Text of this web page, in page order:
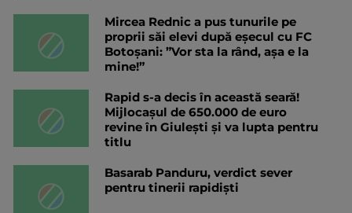
Mircea Rednic a pus tunurile pe
proprii săi elevi după eșecul cu FC
Botoșani: ”Vor sta la rând, așa e la
mine!”
Rapid s-a decis în această seară!
Mijlocașul de 650.000 de euro
revine în Giulești și va lupta pentru
titlu
Basarab Panduru, verdict sever
pentru tinerii rapidiști